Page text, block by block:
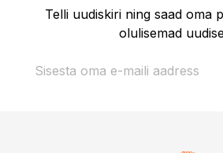
Telli uudiskiri ning saad oma
olulisemad